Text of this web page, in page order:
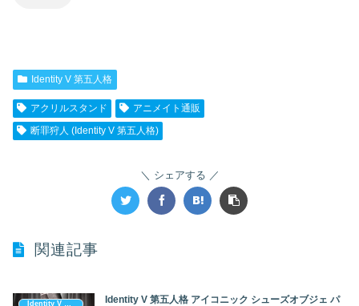
Identity V 第五人格
アクリルスタンド
アニメイト通販
断罪狩人 (Identity V 第五人格)
シェアする
関連記事
Identity V 第五人格 アイコニック シューズオブジェ パ